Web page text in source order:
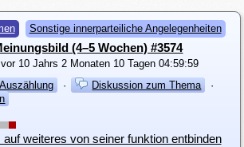
Sonstige innerparteiliche Angelegenheiten
(4–5 Wochen) #3574
vor 10 Jahrs 2 Monaten 10 Tagen 04:59:59
· Diskussion zum Thema
·
auf weiteres von seiner funktion entbinden